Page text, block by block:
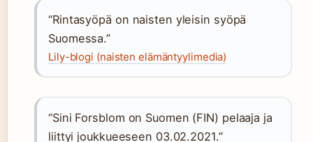
“Rintasyöpä on naisten yleisin syöpä
Suomessa.”
Lily-blogi (naisten elämäntyylimedia)
“Sini Forsblom on Suomen (FIN) pelaaja ja
liittyi joukkueeseen 03.02.2021.”